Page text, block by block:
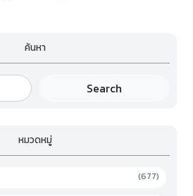
ค้นหา
Search
หมวดหมู่
(677)